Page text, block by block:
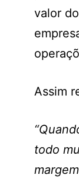
valor
Assim
todo